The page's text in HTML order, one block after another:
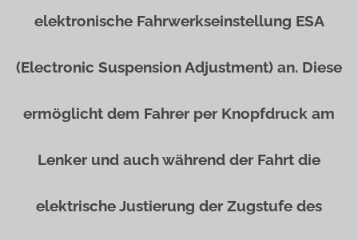
elektronische Fahrwerkseinstellung ESA
(Electronic Suspension Adjustment) an. Diese
ermöglicht dem Fahrer per Knopfdruck am
Lenker und auch während der Fahrt die
elektrische Justierung der Zugstufe des